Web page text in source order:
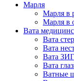
Марля
Марля в
Марля в
Вата
Вата
Вата
Вата
Вата
Ватные